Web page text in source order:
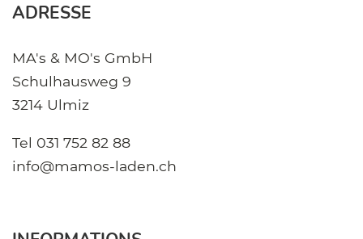
ADRESSE
MA's & MO's GmbH
Schulhausweg 9
3214 Ulmiz
Tel 031 752 82 88
info@mamos-laden.ch